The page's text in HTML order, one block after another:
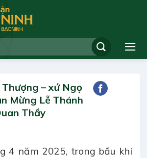
– xứ Ngọ
Mừng Lễ Thánh
Thầy
4 năm 2025, trong bầu khí